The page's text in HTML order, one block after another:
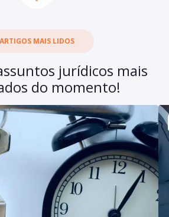
ARTIGOS MAIS LIDOS
jurídicos mais
do momento!